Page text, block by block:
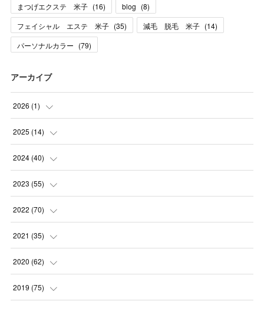
まつげエクステ 米子 (16) blog (8)
フェイシャル エステ 米子 (35) 減毛 脱毛 米子 (14)
パーソナルカラー (79)
アーカイブ
2026 (1)
(1
2025 (14)
(10 )
(1
(1
(2
2024 (40)
(1
(1
(3
(2
2023 (55)
(2
(4
(3
(3
2022 (70)
(7
(11 )
(8
2021 (35)
(5
(7
2020 (62)
(6
2019 (75)